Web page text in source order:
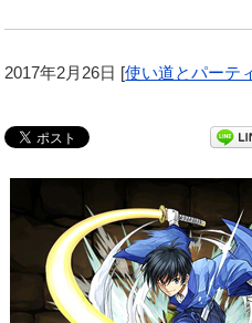
2017年2月26日 [使い道とパーテ